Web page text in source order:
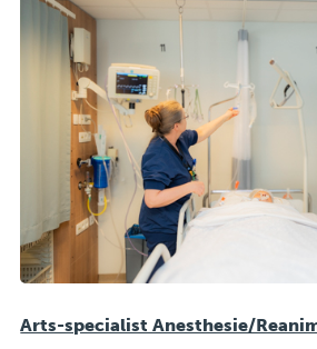
Arts-specialist Anesthesie/